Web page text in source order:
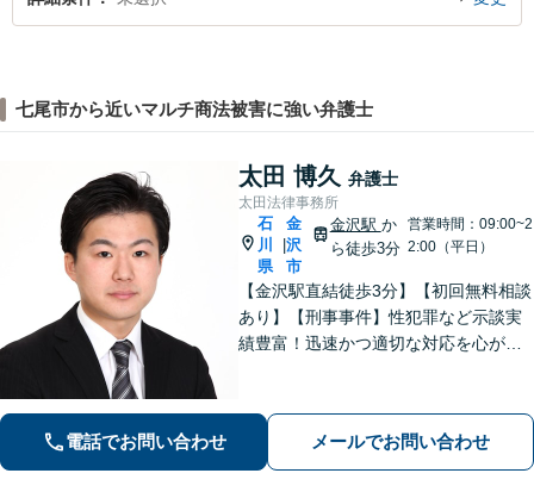
七尾市から近いマルチ商法被害に強い弁護士
太田 博久 弁護士
太田法律事務所
石
川
県
金
沢
市
金沢駅 か
ら徒歩3分
営業時間：09:00~2
2:00（平日）
【金沢駅直結徒歩3分】【初回無料相談
あり】【刑事事件】性犯罪など示談実
績豊富！迅速かつ適切な対応を心がけ
対応で、適切な解決へと導きます。
電話でお問い合わせ メールでお問い合わせ